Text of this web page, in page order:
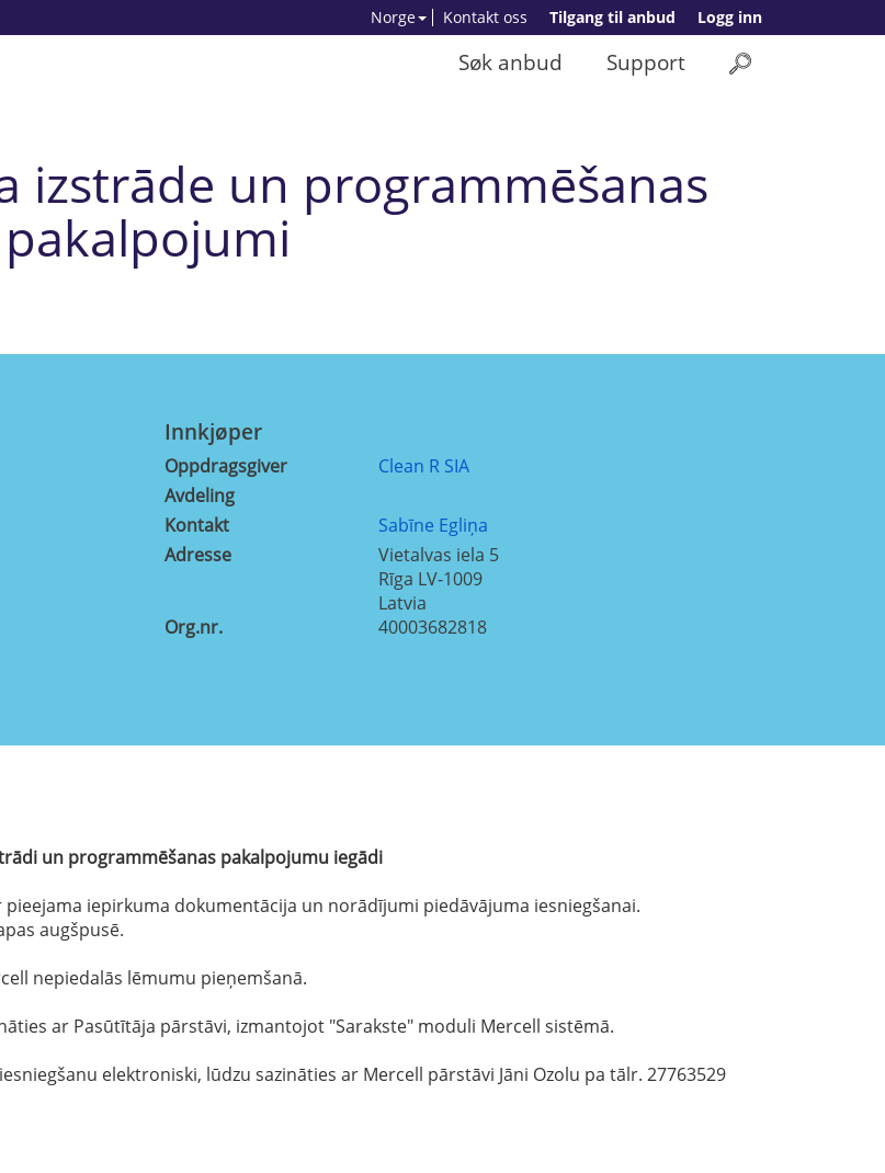
Logg inn
Tilgang til anbud
Kontakt oss
Norge
Support
Søk anbud
izstrāde un programmēšanas
pakalpojumi
Innkjøper
Oppdragsgiver
Clean R SIA
Avdeling
Kontakt
Sabīne Egliņa
Adresse
Vietalvas iela 5
Rīga LV-1009
Latvia
Org.nr.
40003682818
un programmēšanas pakalpojumu iegādi
iepirkuma dokumentācija un norādījumi piedāvājuma iesniegšanai.
augšpusē.
nepiedalās lēmumu pieņemšanā.
ar Pasūtītāja pārstāvi, izmantojot "Sarakste" moduli Mercell sistēmā.
elektroniski, lūdzu sazināties ar Mercell pārstāvi Jāni Ozolu pa tālr. 27763529